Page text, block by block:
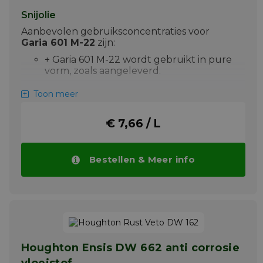
Gereinigde oppervlakken blijven achter met
een vrijwel onmerkbare lichte coating die
een tijdelijke bescherming tegen corrosie
van ferrometalen kan bieden.
Meer info
Snijolie
Aanbevolen gebruiksconcentraties voor
Garia 601 M-22 zijn:
+ Garia 601 M-22 wordt gebruikt in pure
vorm, zoals aangeleverd.
Toepassing Garia 601 M-22
Garia 601 M-22 wordt aanbevolen voor
verspanen van hoog gelegeerde
Garia 601 M-22 geeft uitstekende resultaten
Toon meer
€ 7,66 / L
Bestellen & Meer info
Houghton Ensis DW 662 anti corrosie